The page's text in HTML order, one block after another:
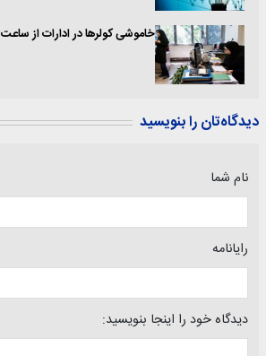
خاموشی کولر‌ها در ادارات از ساعت ۱۲ الزامی شد
دیدگاه‌تان را بنویسید
نام شما
رایانامه
دیدگاه خود را اینجا بنویسید: